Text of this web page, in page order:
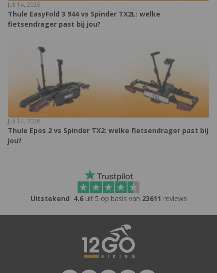
Juli 14, 2026
Thule EasyFold 3 944 vs Spinder TX2L: welke
fietsendrager past bij jou?
Juli 14, 2026
Thule Epos 2 vs Spinder TX2: welke fietsendrager past bij
jou?
Uitstekend 4.6uit 5 op basis van 23611 reviews